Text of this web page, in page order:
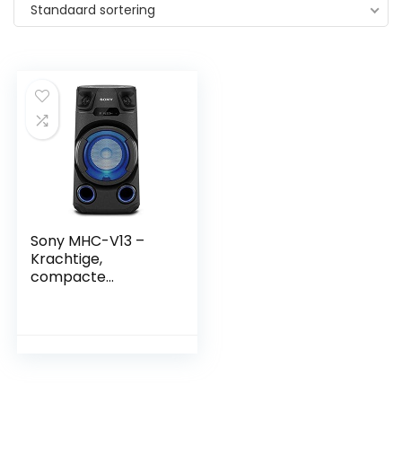
Standaard sortering
Sony MHC-V13 –
Krachtige,
compacte